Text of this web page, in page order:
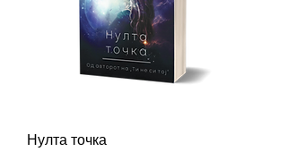
Нулта точка